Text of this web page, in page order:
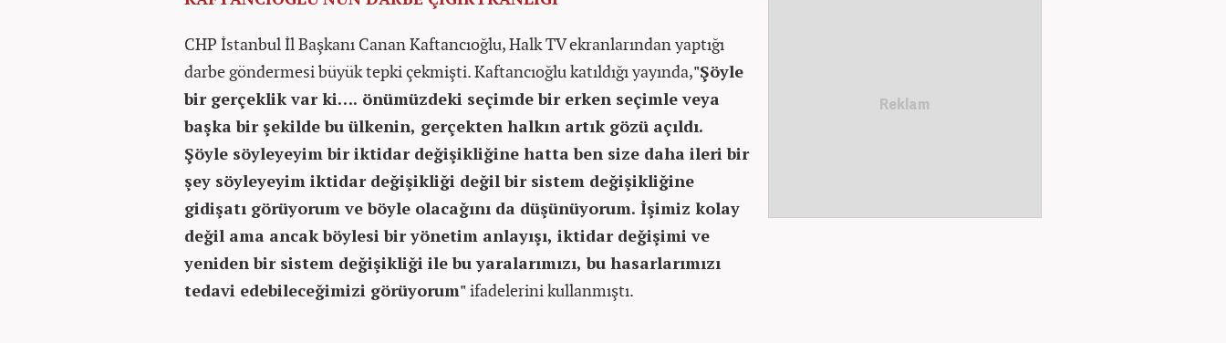
CHP İstanbul İl Başkanı Canan Kaftancıoğlu, Halk TV ekranlarından yaptığı
darbe göndermesi büyük tepki çekmişti. Kaftancıoğlu katıldığı yayında,"Şöyle
bir gerçeklik var ki…. önümüzdeki seçimde bir erken seçimle veya
başka bir şekilde bu ülkenin, gerçekten halkın artık gözü açıldı.
Şöyle söyleyeyim bir iktidar değişikliğine hatta ben size daha ileri bir
şey söyleyeyim iktidar değişikliği değil bir sistem değişikliğine
gidişatı görüyorum ve böyle olacağını da düşünüyorum. İşimiz kolay
değil ama ancak böylesi bir yönetim anlayışı, iktidar değişimi ve
yeniden bir sistem değişikliği ile bu yaralarımızı, bu hasarlarımızı
tedavi edebileceğimizi görüyorum"ifadelerini kullanmıştı.